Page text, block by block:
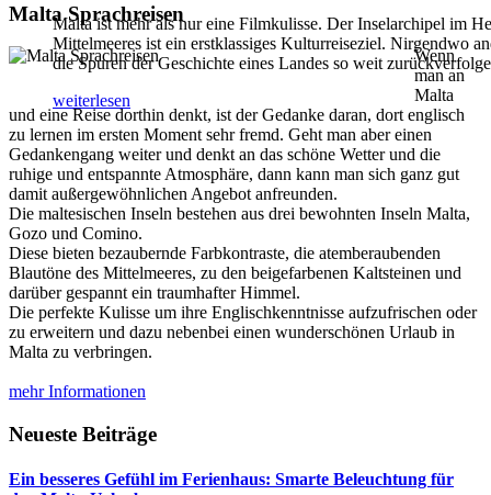
Malta ist mehr als nur eine Filmkulisse. Der Inselarchipel im
Mittelmeeres ist ein erstklassiges Kulturreiseziel. Nirgendwo
die Spuren der Geschichte eines Landes so weit
weiterlesen
Malta Sprachreisen
Wenn
man an
Malta
und eine Reise dorthin denkt, ist der Gedanke daran, dort englisch
zu lernen im ersten Moment sehr fremd. Geht man aber einen
Gedankengang weiter und denkt an das schöne Wetter und die
ruhige und entspannte Atmosphäre, dann kann man sich ganz gut
damit außergewöhnlichen Angebot anfreunden.
Die maltesischen Inseln bestehen aus drei bewohnten Inseln Malta,
Gozo und Comino.
Diese bieten bezaubernde Farbkontraste, die atemberaubenden
Blautöne des Mittelmeeres, zu den beigefarbenen Kaltsteinen und
darüber gespannt ein traumhafter Himmel.
Die perfekte Kulisse um ihre Englischkenntnisse aufzufrischen oder
zu erweitern und dazu nebenbei einen wunderschönen Urlaub in
Malta zu verbringen.
mehr Informationen
Neueste Beiträge
Ein besseres Gefühl im Ferienhaus: Smarte Beleuchtung für